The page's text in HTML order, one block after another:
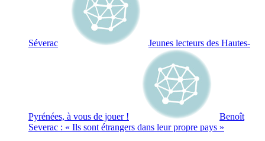
Séverac Jeunes lecteurs des Hautes-
Pyrénées, à vous de jouer !
Benoît
Severac : « Ils sont étrangers dans leur propre pays »